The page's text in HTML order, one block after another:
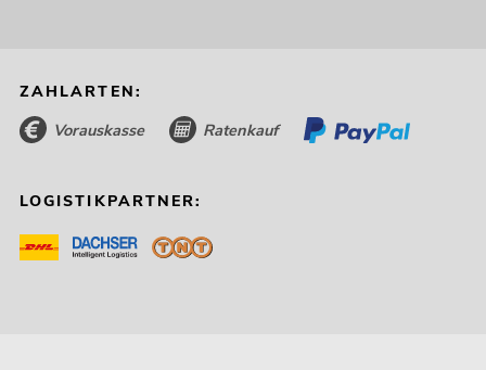
ZAHLARTEN:
Vorauskasse Ratenkauf
LOGISTIKPARTNER: